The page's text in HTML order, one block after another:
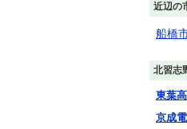
近辺の
船橋
北習志
東葉
京成